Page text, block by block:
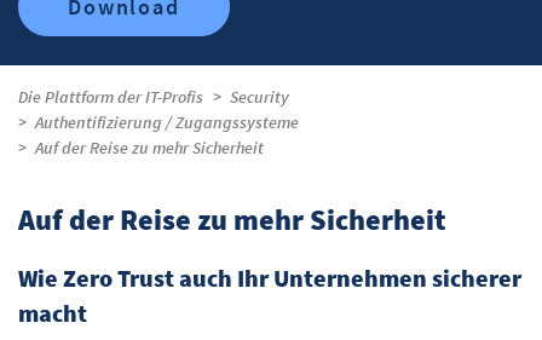
Download
Die Plattform der IT-Profis
Security
Authentifizierung / Zugangssysteme
Auf der Reise zu mehr Sicherheit
Auf der Reise zu mehr Sicherheit
Wie Zero Trust auch Ihr Unternehmen sicherer
macht